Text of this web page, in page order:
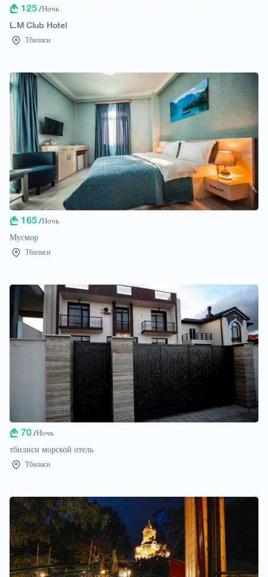
125 /Ночь
L.M Club Hotel
Тбилиси
165 /Ночь
Мусмор
Тбилиси
70 /Ночь
тбилиси морской отель
Тбилиси